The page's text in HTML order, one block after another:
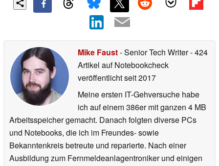
Mike Faust- Senior Tech Writer- 424
Artikel auf Notebookcheck
veröffentlichtseit 2017
Meine ersten IT-Gehversuche habe
ich auf einem 386er mit ganzen 4 MB
Arbeitsspeicher gemacht. Danach folgten diverse PCs
und Notebooks, die ich im Freundes- sowie
Bekanntenkreis betreute und reparierte. Nach einer
Ausbildung zum Fernmeldeanlagentroniker und einigen